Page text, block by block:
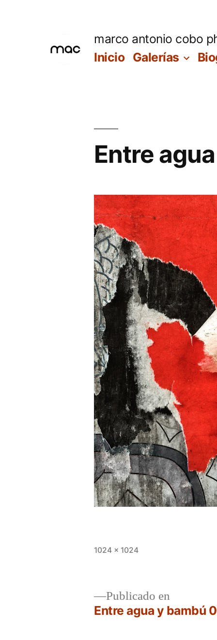
marco antonio cobo
Inicio Galerías
Entre
Tamaño
1024 × 1024
Navegación
Publicado en
Entre agua y bambú